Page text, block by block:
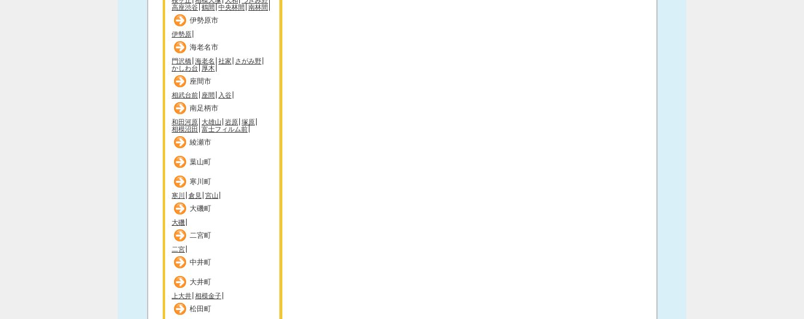
高座渋谷 鶴間 中央林間 南林間
伊勢原市
伊勢原
海老名市
門沢橋 海老名 社家
さがみ野
かしわ台
厚木
座間市
相武台前 座間 入谷
南足柄市
和田河原 大雄山 岩原 塚原
相模沼田 富士フィルム前
綾瀬市
葉山町
寒川町
寒川 倉見 宮山
大磯町
大磯
二宮町
二宮
中井町
大井町
上大井 相模金子
松田町